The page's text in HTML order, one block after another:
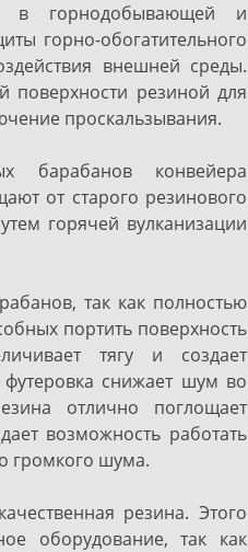
в горнодобывающей и
горно-обогатительного
внешней среды.
поверхности резиной для
проскальзывания.
барабанов конвейера
от старого резинового
горячей вулканизации
так как полностью
портить поверхность
тягу и создает
снижает шум во
отлично поглощает
возможность работать
громкого шума.
резина. Этого
оборудование, так как